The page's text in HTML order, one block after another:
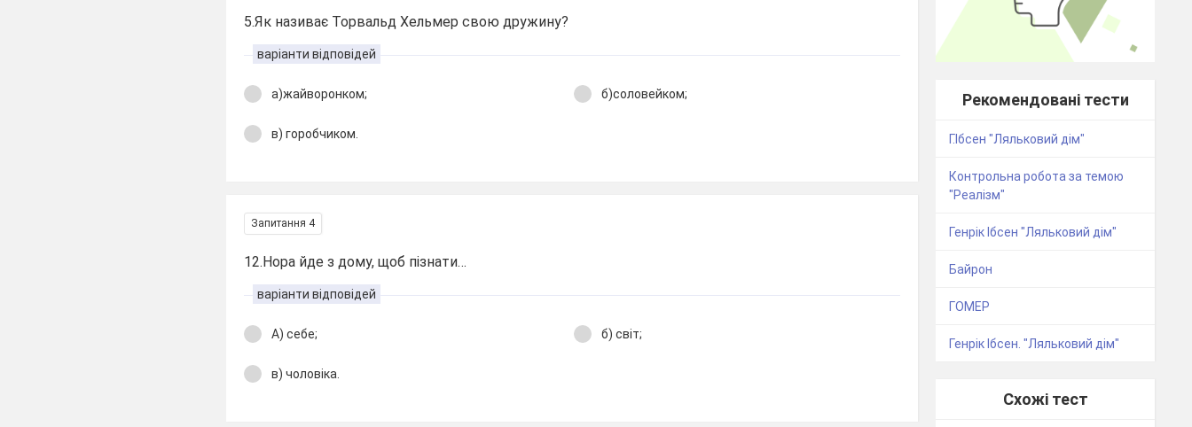
5.Як називає Торвальд Хельмер свою дружину?
варіанти відповідей
а)жайворонком; б)соловейком;
в) горобчиком.
Запитання 4
12.Нора йде з дому, щоб пізнати…
варіанти відповідей
А) себе; б) світ;
в) чоловіка.
Рекомендовані тести
Г.Ібсен "Ляльковий дім"
Контрольна робота за темою
"Реалізм"
Генрік Ібсен "Ляльковий дім"
Байрон
ГОМЕР
Генрік Ібсен. "Ляльковий дім"
Схожі тест